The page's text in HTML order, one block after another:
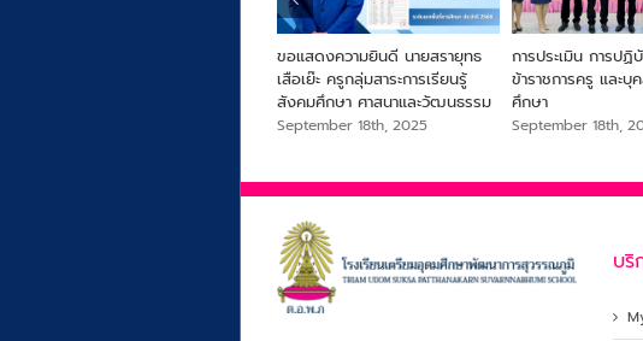
ขอแสดงความยินดี นายสรายุทธ
เสือเย๊ะ ครูกลุ่มสาระการเรียนรู้
สังคมศึกษา ศาสนาและวัฒนธรรม
September 18th, 2025
การประเมิน การป
ข้าราชการครู และบุ
ศึกษา
September 18th,
บริ